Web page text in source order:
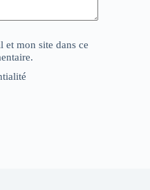
et mon site dans ce